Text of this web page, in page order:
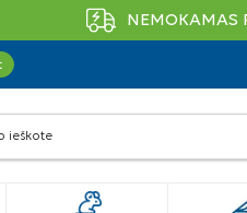
NEMOKAMAS